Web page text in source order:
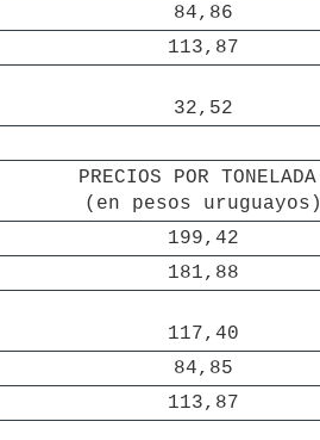
84,86
113,87
32,52
PRECIOS POR TONELADA
(en pesos uruguayos)
199,42
181,88
117,40
84,85
113,87